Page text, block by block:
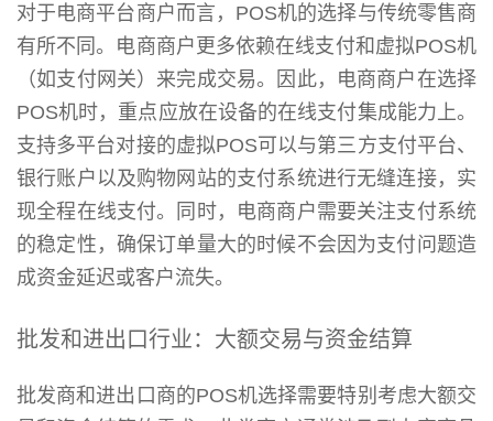
对于电商平台商户而言，POS机的选择与传统零售商
有所不同。电商商户更多依赖在线支付和虚拟POS机
（如支付网关）来完成交易。因此，电商商户在选择
POS机时，重点应放在设备的在线支付集成能力上。
支持多平台对接的虚拟POS可以与第三方支付平台、
银行账户以及购物网站的支付系统进行无缝连接，实
现全程在线支付。同时，电商商户需要关注支付系统
的稳定性，确保订单量大的时候不会因为支付问题造
成资金延迟或客户流失。
批发和进出口行业：大额交易与资金结算
批发商和进出口商的POS机选择需要特别考虑大额交